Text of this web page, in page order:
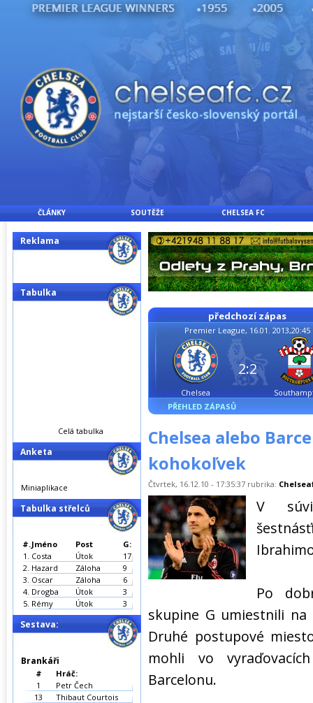
ČLÁNKY SOUTĚŽE CHELSEA FC
předchozí zápas
Premier League, 16.01. 2013,20:45
Chelsea
2:2
PŘEHLED ZÁPASŮ
Chelsea alebo
kohokoľvek
Čtvrtek, 16.12.10 - 17:35:37 rubrika:
V
Po
skupine G umiestnili na
Druhé postupové
mohli vo
Barcelonu.
Reklama
Tabulka
Celá tabulka
Anketa
Miniaplikace
Tabulka střelců
#.Jméno Post
G:
1. Costa Útok
17
2. Hazard Záloha
9
3. Oscar Záloha
6
4. Drogba Útok
3
5. Rémy Útok 3
Sestava:
Brankáři
#
Hráč:
1
Petr Čech
13
Thibaut Courtois